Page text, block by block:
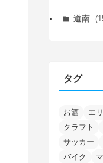
道南
タグ
お酒 エ
クラフト
サッカー
バイク